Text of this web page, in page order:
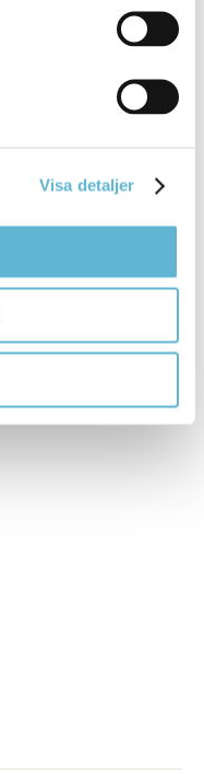
Visa detaljer